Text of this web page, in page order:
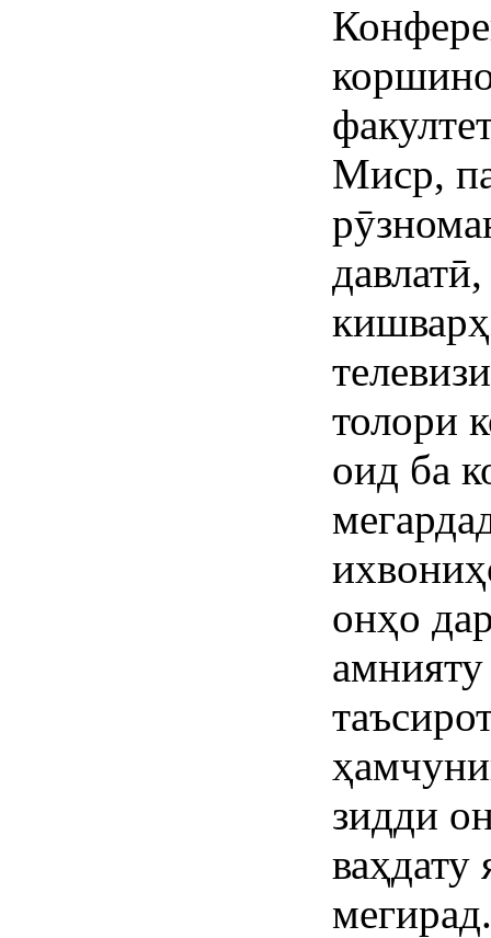
Миср,
толори
оид ба
онҳо
зидди
ваҳдату
мегирад.